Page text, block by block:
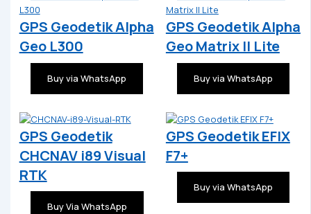
GPS Geodetik Alpha
Geo L300
Buy via WhatsApp
GPS Geodetik Alpha
Geo Matrix II Lite
Buy via WhatsApp
GPS Geodetik
CHCNAV i89 Visual
RTK
Buy Via WhatsApp
GPS Geodetik EFIX
F7+
Buy via WhatsApp